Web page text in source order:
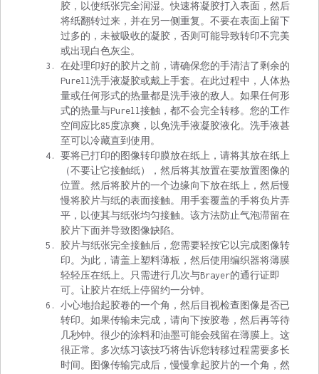
胶，以使纸张完全润湿。快速将凝胶打入表面，然后
将纸翻转过来，并在另一侧重复。不要在表面上留下
过多的，未被吸收的凝胶，否则可能导致转印不完美
或出现白色灰尘。
在处理印好的胶片之前，请确保您的手清洁了剩余的
Purell洗手液凝胶或戴上手套。在此过程中，人体热
量或任何形式的热量都是洗手液的敌人。如果任何形
式的热量与Purell接触，都不会完全转移。您的工作
空间应比85度凉爽，以免洗手液凝胶液化。洗手液甚
至可以冷藏直到使用。
要将已打印的图像转印膜放在纸上，请将其放在纸上
（不要让它接触纸），然后将其放置在要放置图像的
位置。然后将胶片的一个边缘向下放在纸上，然后慢
慢将胶片与纸的表面接触。用手套覆盖的手将负片弄
平，以使其与纸张均匀接触。该方法防止气泡滞留在
胶片下面并导致图像缺陷。
胶片与纸张完全接触后，您需要轻按它以完成图像转
印。为此，请盖上塑料薄板，然后使用编织器将薄膜
轻轻压在纸上。只需进行几次与Brayer的通行证即
可。让胶片在纸上停留约一分钟。
小心地抬起胶卷的一个角，然后目视检查图像是否已
转印。如果传输未完成，请向下按胶卷，然后再等待
几秒钟。很少的涂料和油墨可能会残留在薄膜上。这
很正常。多次练习该技巧将告诉您转移过程需要多长
时间。图像传输完成后，慢慢拿起胶片的一个角，然